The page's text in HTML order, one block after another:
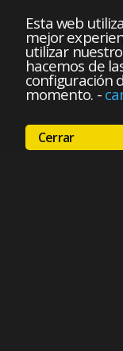
Esta web
mejor
utilizar
hacemos de
configuración
momento. -
Cerrar